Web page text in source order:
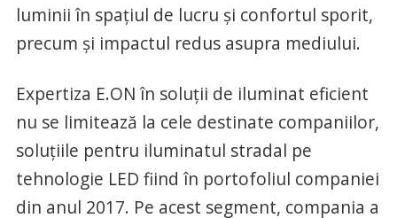
luminii în spaţiul de lucru şi confortul sporit,
precum şi impactul redus asupra mediului.
Expertiza E.ON în soluţii de iluminat eficient
nu se limitează la cele destinate companiilor,
soluţiile pentru iluminatul stradal pe
tehnologie LED fiind în portofoliul companiei
din anul 2017. Pe acest segment, compania a